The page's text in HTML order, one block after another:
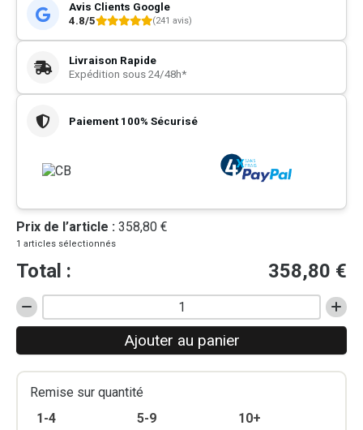
Avis Clients Google
4.8/5
(241 avis)
Livraison Rapide
Expédition sous 24/48h*
Paiement 100% Sécurisé
Prix de l’article : 358,80 €
1 articles sélectionnés
Total : 358,80 €
quantité
de
MICRO-
PERFORÉE
10m
1,30m
Ajouter au panier
Remise sur quantité
1-4
5-9
10+